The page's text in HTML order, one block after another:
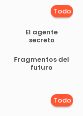
Todo
El agente
secreto
Fragmentos del
futuro
Todo